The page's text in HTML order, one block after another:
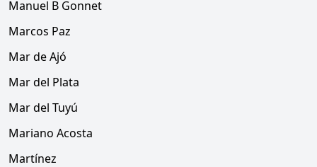
Manuel B Gonnet
Marcos Paz
Mar de Ajó
Mar del Plata
Mar del Tuyú
Mariano Acosta
Martínez